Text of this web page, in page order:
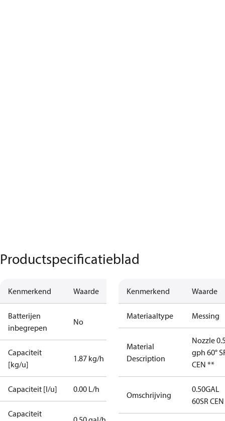
Productspecificatieblad
Kenmerkend Waarde
Batterijen
inbegrepen
No
Capaciteit
[kg/u]
1.87 kg/h
Capaciteit [l/u] 0.00 L/h
Capaciteit
Kenmerkend Waarde
Materiaaltype Messing
Material
Description
Nozzle
gph 60°
CEN **
Omschrijving
0.50GAL
60SR CEN